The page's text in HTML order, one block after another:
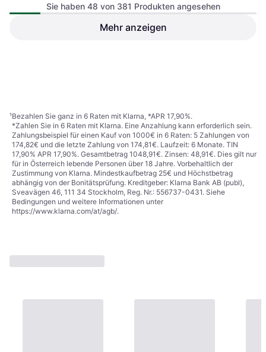
Gerber 31-000588
Sie haben 48 von 381 Produkten angesehen
Mehr anzeigen
¹Bezahlen Sie ganz in 6 Raten mit Klarna, *APR 17,90%.
*Zahlen Sie in 6 Raten mit Klarna. Eine Anzahlung kann erforderlich sein.
Zahlungsbeispiel für einen Kauf von 1000€ in 6 Raten: 5 Zahlungen von
174,82€ und die letzte Zahlung von 174,81€. Laufzeit: 6 Monate. TIN
17,90% APR 17,90%. Gesamtbetrag 1048,91€. Zinsen: 48,91€. Dies gilt nur
für in Österreich lebende Personen über 18 Jahre. Vorbehaltlich der
Zustimmung von Klarna. Mindestkaufbetrag 25€ und Höchstbetrag
abhängig von der Bonitätsprüfung. Kreditgeber: Klarna Bank AB (publ),
Sveavägen 46, 111 34 Stockholm, Reg. Nr.: 556737-0431. Siehe
Bedingungen und weitere Informationen unter
https://www.klarna.com/at/agb/.